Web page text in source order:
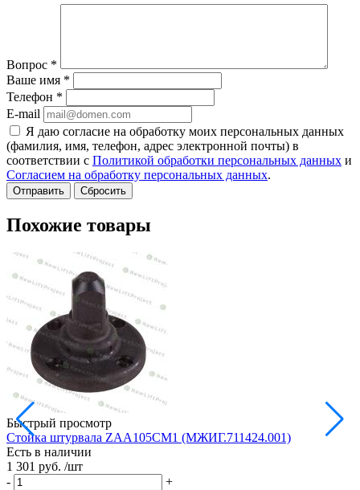
Вопрос *
Ваше имя *
Телефон *
E-mail
Я даю согласие на обработку моих персональных данных
(фамилия, имя, телефон, адрес электронной почты) в
соответствии с Политикой обработки персональных данных и
Согласием на обработку персональных данных.
Сбросить
Похожие товары
Быстрый просмотр
Стойка штурвала ZAA105CM1 (МЖИГ.711424.001)
Есть в наличии
1 301 руб. /шт
-
+